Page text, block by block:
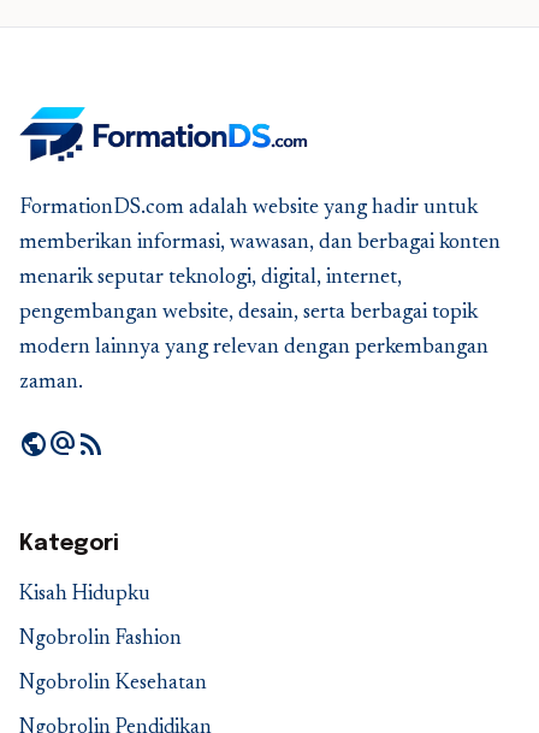
FormationDS.com adalah website yang hadir untuk
memberikan informasi, wawasan, dan berbagai konten
menarik seputar teknologi, digital, internet,
pengembangan website, desain, serta berbagai topik
modern lainnya yang relevan dengan perkembangan
zaman.
publicalternate_emailrss_feed
Kategori
Kisah Hidupku
Ngobrolin Fashion
Ngobrolin Kesehatan
Ngobrolin Pendidikan